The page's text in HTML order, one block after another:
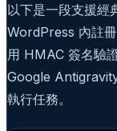
以下是一段支援經
WordPress 內註
用 HMAC 簽名驗
Google
執行任務。